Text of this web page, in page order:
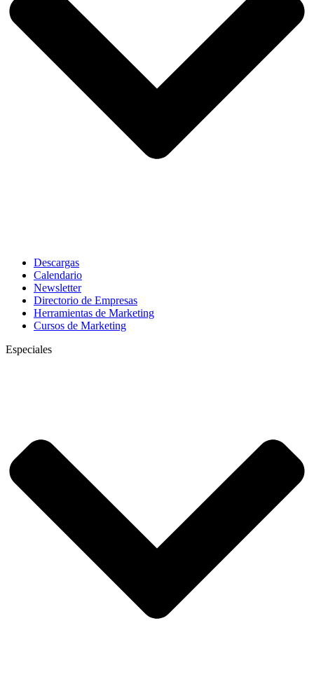
Descargas
Calendario
Newsletter
Directorio de Empresas
Herramientas de Marketing
Cursos de Marketing
Especiales